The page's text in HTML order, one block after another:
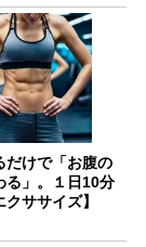
だけで「お腹の
る」。１日10分
クササイズ】